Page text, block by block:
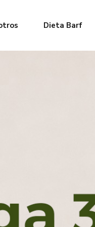
Dieta Barf